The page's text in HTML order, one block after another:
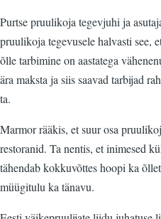
Purtse pruulikoja tegevjuhi ja
pruulikoja tegevusele halvasti see,
õlle tarbimine on aastatega
ära maksta ja siis saavad tarbijad
ta.
Marmor rääkis, et suur osa
restoranid. Ta nentis, et inimesed
tähendab kokkuvõttes hoopi ka
müügitulu ka tänavu.